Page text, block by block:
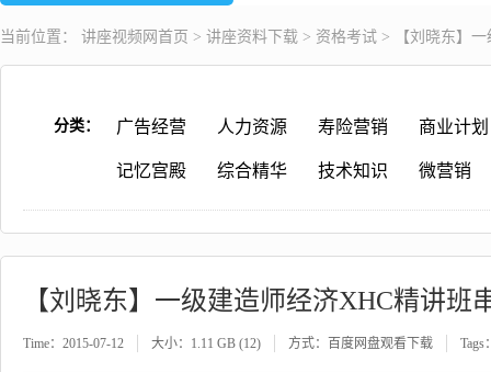
当前位置： 讲座视频 网首页 > 讲座资料下载 > 资格考试 > 【刘晓东】
分类： 广告经营 人力资源 寿险营销 商业计划
记忆宫殿 综合精华 技术知识 微营销
【刘晓东】一级建造师经济XHC精讲班
Time：2015-07-12 大小：1.11 GB (12) 方式：百度网盘观看下载 Tags